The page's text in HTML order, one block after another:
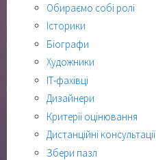
Обираємо собі ролі
Історики
Біографи
Художники
ІТ-фахівці
Дизайнери
Критерії оцінювання
Дистанційні консультації
Збери пазл